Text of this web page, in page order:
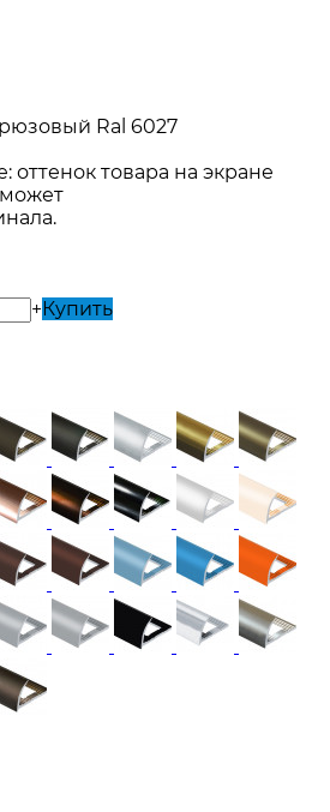
Ral 6027
товара на экране
+Купить